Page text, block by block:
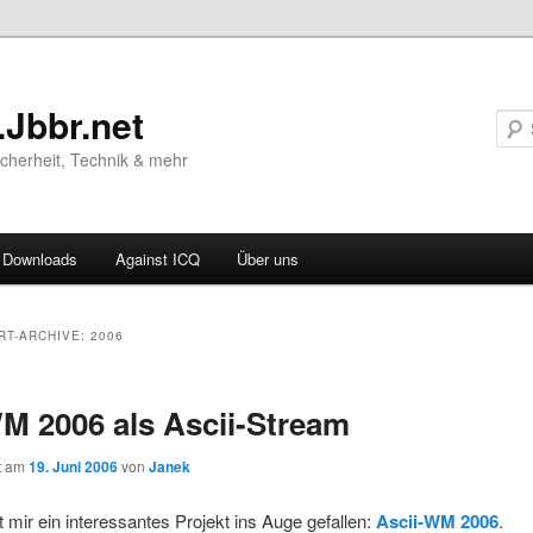
Technik & mehr
Downloads Against ICQ Über uns
ARCHIVE:2006
2006 als Ascii-Stream
am19. Juni 2006 vonJanek
mir ein interessantes Projekt ins Auge gefallen:Ascii-WM 2006.